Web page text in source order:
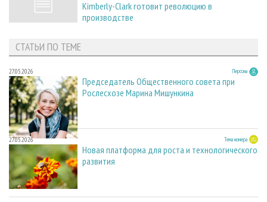
Kimberly-Clark готовит революцию в
производстве
СТАТЬИ ПО ТЕМЕ
27.05.2026 Персона
Председатель Общественного совета при
Рослесхозе Марина Мишункина
27.05.2026 Тема номера
Новая платформа для роста и технологического
развития